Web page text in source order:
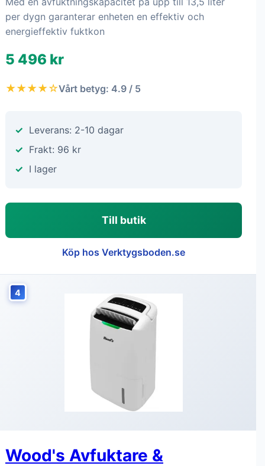
per dygn garanterar enheten en effektiv och
energieffektiv fuktkon
5 496 kr
★★★★☆Vårt betyg: 4.9 / 5
Leverans: 2-10 dagar
Frakt: 96 kr
I lager
Till butik
Köp hos Verktygsboden.se
4
Wood's Avfuktare &